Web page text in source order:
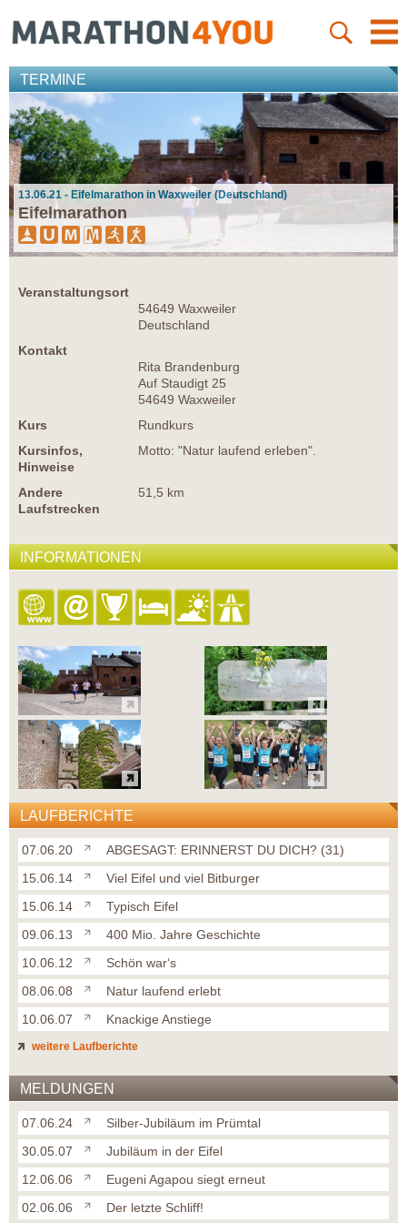
TERMINE
13.06.21 - Eifelmarathon in Waxweiler (Deutschland)
Eifelmarathon
Veranstaltungsort
54649 Waxweiler
Deutschland
Kontakt
Rita Brandenburg
Auf Staudigt 25
54649 Waxweiler
Kurs
Rundkurs
Kursinfos,
Hinweise
Motto: "Natur laufend erleben".
Andere
Laufstrecken
51,5 km
INFORMATIONEN
LAUFBERICHTE
07.06.20
ABGESAGT: ERINNERST DU DICH? (31)
15.06.14
Viel Eifel und viel Bitburger
15.06.14
Typisch Eifel
09.06.13
400 Mio. Jahre Geschichte
10.06.12
Schön war‘s
08.06.08
Natur laufend erlebt
10.06.07
Knackige Anstiege
weitere Laufberichte
MELDUNGEN
07.06.24
Silber-Jubiläum im Prümtal
30.05.07
Jubiläum in der Eifel
12.06.06
Eugeni Agapou siegt erneut
02.06.06
Der letzte Schliff!